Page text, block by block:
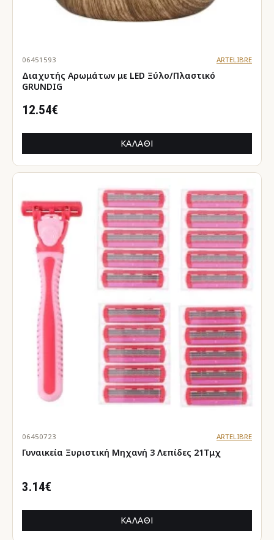
06451593 ARTELIBRE
Διαχυτής Αρωμάτων με LED Ξύλο/Πλαστικό
GRUNDIG
12.54€
ΚΑΛΆΘΙ
06450723 ARTELIBRE
Γυναικεία Ξυριστική Μηχανή 3 Λεπίδες 21Τμχ
3.14€
ΚΑΛΆΘΙ